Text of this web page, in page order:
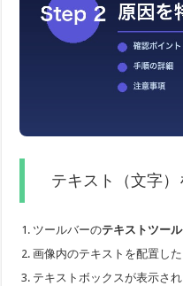
テキスト（文字）
ツールバーのテキストツール
画像内のテキストを配置し
テキストボックスが表示さ